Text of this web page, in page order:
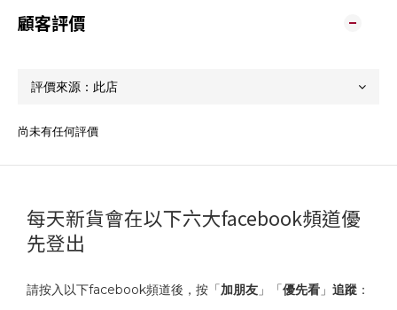
顧客評價
尚未有任何評價
每天新貨會在以下六大facebook頻道優
先登出
請按入以下facebook頻道後，按「加朋友 」「優先看 」 追蹤 ：